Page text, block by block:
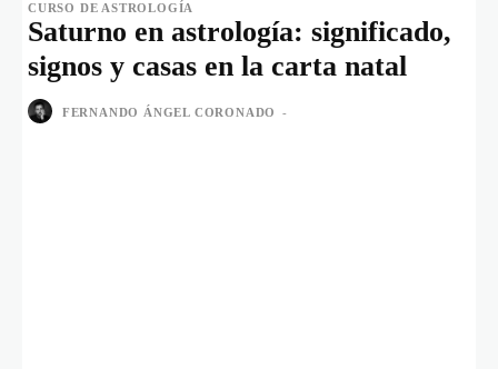
CURSO DE ASTROLOGÍA
Saturno en astrología: significado,
signos y casas en la carta natal
FERNANDO ÁNGEL CORONADO -